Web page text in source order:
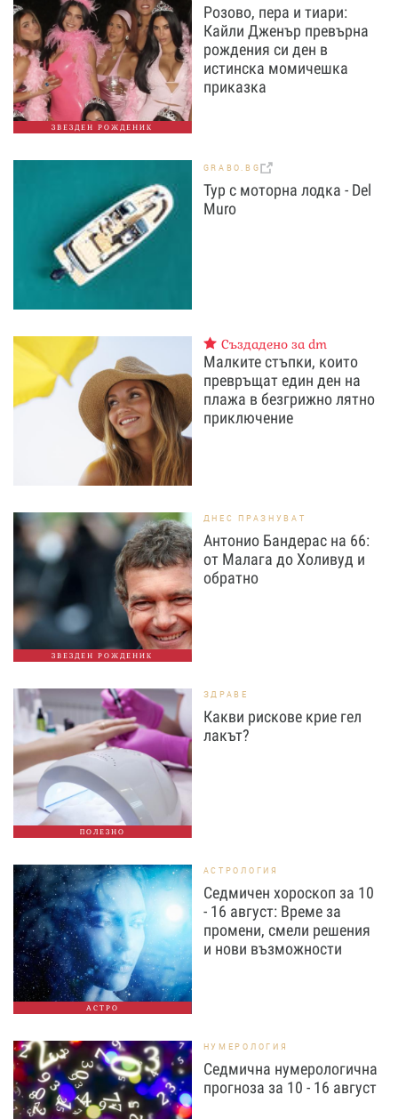
ЗВЕЗДЕН РОЖДЕНИК
Розово, пера и тиари:
Кайли Дженър превърна
рождения си ден в
истинска момичешка
приказка
GRABO.BG
Тур с моторна лодка - Del
Muro
Създадено за dm
Малките стъпки, които
превръщат един ден на
плажа в безгрижно лятно
приключение
ЗВЕЗДЕН РОЖДЕНИК
ДНЕС ПРАЗНУВАТ
Антонио Бандерас на 66:
от Малага до Холивуд и
обратно
ПОЛЕЗНО
ЗДРАВЕ
Какви рискове крие гел
лакът?
АСТРО
АСТРОЛОГИЯ
Седмичен хороскоп за 10
- 16 август: Време за
промени, смели решения
и нови възможности
НУМЕРОЛОГИЯ
Седмична нумерологична
прогноза за 10 - 16 август